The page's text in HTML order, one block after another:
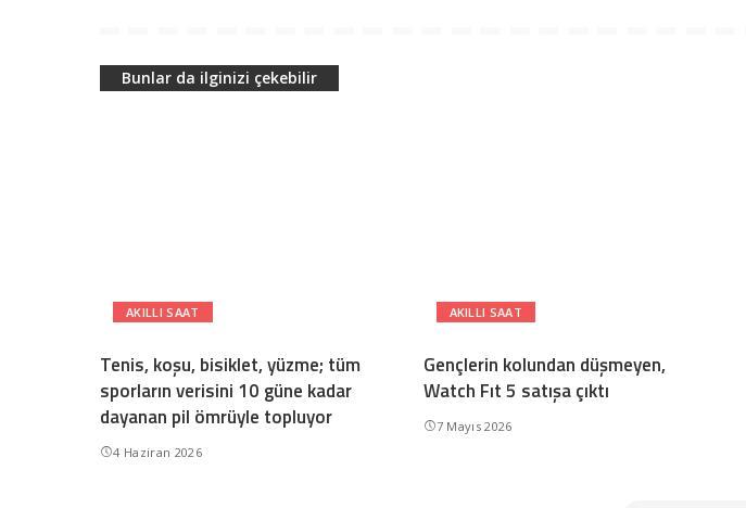
Bunlar da ilginizi çekebilir
AKILLI SAAT
Tenis, koşu, bisiklet, yüzme; tüm
sporların verisini 10 güne kadar
dayanan pil ömrüyle topluyor
4 Haziran 2026
AKILLI SAAT
Gençlerin kolundan düşmeyen,
Watch Fıt 5 satışa çıktı
7 Mayıs 2026